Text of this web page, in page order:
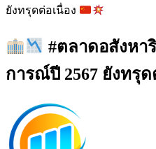
ยังทรุดต่อเนื่อง
#ตลาดอสังหา
การณ์ปี 2567 ยังทรุด